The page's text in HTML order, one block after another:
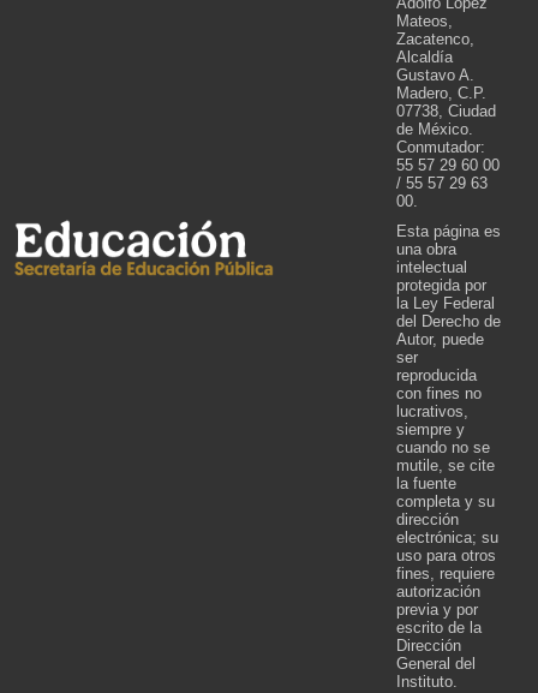
Mateos,
Zacatenco,
Alcaldía
Gustavo A.
Madero, C.P.
07738, Ciudad
de México.
Conmutador:
55 57 29 60 00
/ 55 57 29 63
00.
Esta página es
una obra
intelectual
protegida por
la Ley Federal
del Derecho de
Autor, puede
ser
reproducida
con fines no
lucrativos,
siempre y
cuando no se
mutile, se cite
la fuente
completa y su
dirección
electrónica; su
uso para otros
fines, requiere
autorización
previa y por
escrito de la
Dirección
General del
Instituto.